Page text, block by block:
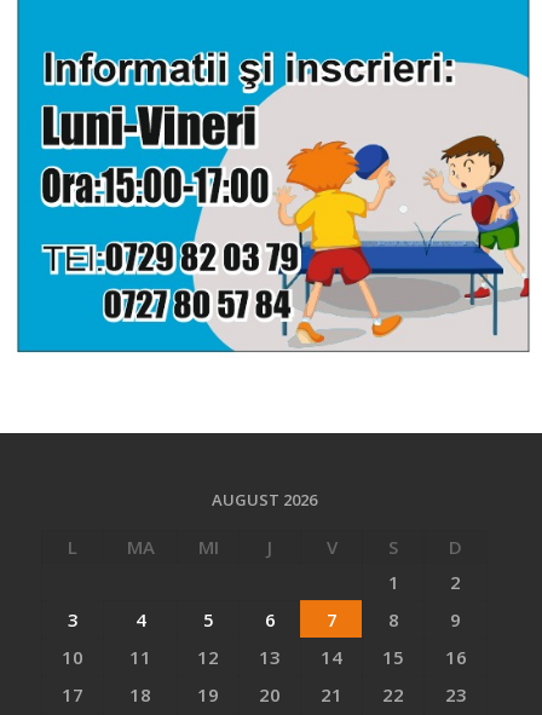
AUGUST 2026
L MA MI J V S
D
1
2
3
4 5 6 7 8
9
10
11 12 13 14 15
16
17
18 19 20 21 22
23